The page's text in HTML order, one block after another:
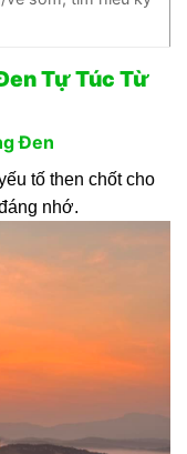
Tự Túc Từ
Đen
tố then chốt cho
nhớ.